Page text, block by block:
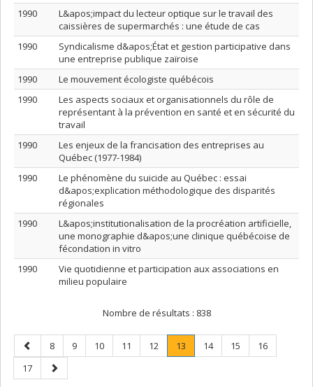
1990
L&apos;impact du lecteur optique sur le travail des
caissières de supermarchés : une étude de cas
1990
Syndicalisme d&apos;État et gestion participative dans
une entreprise publique zaïroise
1990
Le mouvement écologiste québécois
1990
Les aspects sociaux et organisationnels du rôle de
représentant à la prévention en santé et en sécurité du
travail
1990
Les enjeux de la francisation des entreprises au
Québec (1977-1984)
1990
Le phénomène du suicide au Québec : essai
d&apos;explication méthodologique des disparités
régionales
1990
L&apos;institutionalisation de la procréation artificielle,
une monographie d&apos;une clinique québécoise de
fécondation in vitro
1990
Vie quotidienne et participation aux associations en
milieu populaire
Nombre de résultats : 838
Page
précédente
Page
8 Page
9 Page
10 Page
11 Page
12 Page
13
Page
Page
14 Page
15 Page
16
Page
17
Page
suivante